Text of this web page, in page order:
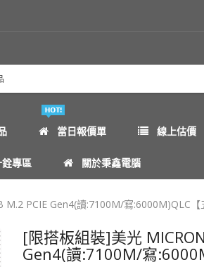
當日報價單 線上估價
銓專區 關於秉鑫電腦
PCIE Gen4(讀:7100M/寫:6000M)QLC【
[限搭板組裝]美光
Gen4(讀:7100M/寫